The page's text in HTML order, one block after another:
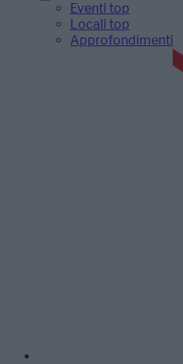
Eventi top
Locali top
Approfondimenti